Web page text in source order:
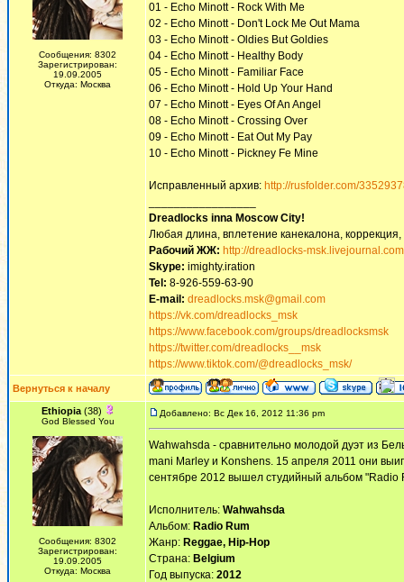
Сообщения: 8302
Зарегистрирован:
19.09.2005
Откуда: Москва
01 - Echo Minott - Rock With Me
02 - Echo Minott - Don't Lock Me Out Mama
03 - Echo Minott - Oldies But Goldies
04 - Echo Minott - Healthy Body
05 - Echo Minott - Familiar Face
06 - Echo Minott - Hold Up Your Hand
07 - Echo Minott - Eyes Of An Angel
08 - Echo Minott - Crossing Over
09 - Echo Minott - Eat Out My Pay
10 - Echo Minott - Pickney Fe Mine
Исправленный архив: http://rusfolder.com/
Dreadlocks inna Moscow Сity!
Любая длина, вплетение канекалона,
Рабочий ЖЖ: http://dreadlocks-
Skype: imighty.iration
Tel: 8-926-559-63-90
E-mail: dreadlocks.msk@gmail.com
https://vk.com/dreadlocks_msk
https://www.facebook.com/groups/dreadlocksmsk
https://twitter.com/dreadlocks__msk
https://www.tiktok.com/@dreadlocks_msk/
Вернуться к началу
Ethiopia(38)
God Blessed You
Сообщения: 8302
Зарегистрирован:
19.09.2005
Откуда: Москва
Добавлено: Вс Дек 16, 2012 11:36 pm
Wahwahsda - сравнительно молодой дуэт из
mani Marley и Konshens. 15 апреля 2011 они
сентябре 2012 вышел студийный альбом
Исполнитель: Wahwahsda
Альбом: Radio Rum
Жанр: Reggae, Hip-Hop
Страна: Belgium
Год выпуска: 2012